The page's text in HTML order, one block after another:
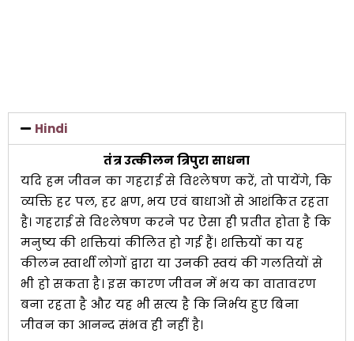
FAQS
VOLUNTEER
DONATE
Hindi
तंत्र उत्कीलन त्रिपुरा साधना
यदि हम जीवन का गहराई से विश्‍लेषण करें, तो पायेंगे, कि
व्यक्ति हर पल, हर क्षण, भय एवं बाधाओं से आशंकित रहता
है। गहराई से विश्‍लेषण करने पर ऐसा ही प्रतीत होता है कि
मनुष्य की शक्तियां कीलित हो गई हैं। शक्तियों का यह
कीलन स्वार्थी लोगों द्वारा या उनकी स्वयं की गलतियों से
भी हो सकता है। इस कारण जीवन में भय का वातावरण
बना रहता है और यह भी सत्य है कि निर्भय हुए बिना
जीवन का आनन्द संभव ही नहीं है।